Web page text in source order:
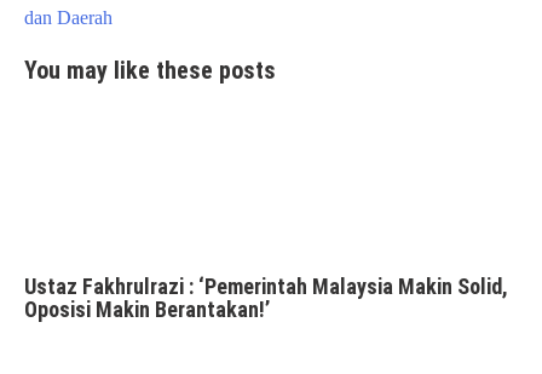
dan Daerah
You may like these posts
Ustaz Fakhrulrazi : ‘Pemerintah Malaysia Makin Solid,
Oposisi Makin Berantakan!’